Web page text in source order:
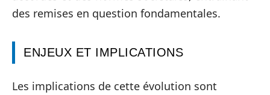
des remises en question fondamentales.
ENJEUX ET IMPLICATIONS
Les implications de cette évolution sont